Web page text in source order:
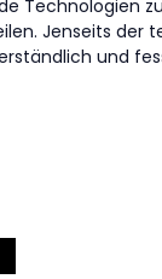
Technologien
Jenseits der
und